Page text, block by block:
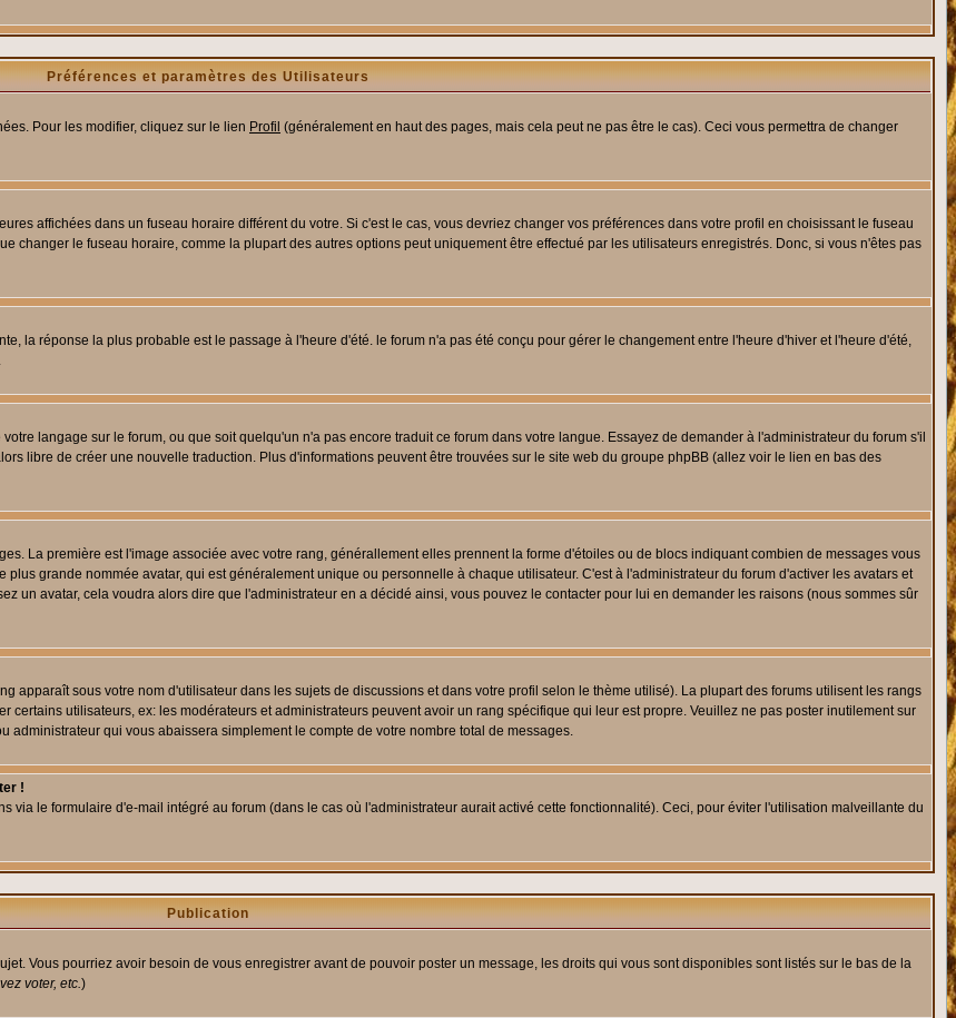
Préférences et paramètres des Utilisateurs
Pour les modifier, cliquez sur le lien Profil (généralement en haut des pages, mais cela peut ne pas être le cas). Ceci vous permettra de changer
affichées dans un fuseau horaire différent du votre. Si c'est le cas, vous devriez changer vos préférences dans votre profil en choisissant le fuseau
changer le fuseau horaire, comme la plupart des autres options peut uniquement être effectué par les utilisateurs enregistrés. Donc, si vous n'êtes pas
la réponse la plus probable est le passage à l'heure d'été. le forum n'a pas été conçu pour gérer le changement entre l'heure d'hiver et l'heure d'été,
langage sur le forum, ou que soit quelqu'un n'a pas encore traduit ce forum dans votre langue. Essayez de demander à l'administrateur du forum s'il
libre de créer une nouvelle traduction. Plus d'informations peuvent être trouvées sur le site web du groupe phpBB (allez voir le lien en bas des
La première est l'image associée avec votre rang, générallement elles prennent la forme d'étoiles ou de blocs indiquant combien de messages vous
grande nommée avatar, qui est généralement unique ou personnelle à chaque utilisateur. C'est à l'administrateur du forum d'activer les avatars et
un avatar, cela voudra alors dire que l'administrateur en a décidé ainsi, vous pouvez le contacter pour lui en demander les raisons (nous sommes sûr
apparaît sous votre nom d'utilisateur dans les sujets de discussions et dans votre profil selon le thème utilisé). La plupart des forums utilisent les rangs
utilisateurs, ex: les modérateurs et administrateurs peuvent avoir un rang spécifique qui leur est propre. Veuillez ne pas poster inutilement sur
administrateur qui vous abaissera simplement le compte de votre nombre total de messages.
!
via le formulaire d'e-mail intégré au forum (dans le cas où l'administrateur aurait activé cette fonctionnalité). Ceci, pour éviter l'utilisation malveillante du
Publication
Vous pourriez avoir besoin de vous enregistrer avant de pouvoir poster un message, les droits qui vous sont disponibles sont listés sur le bas de la
voter, etc.)